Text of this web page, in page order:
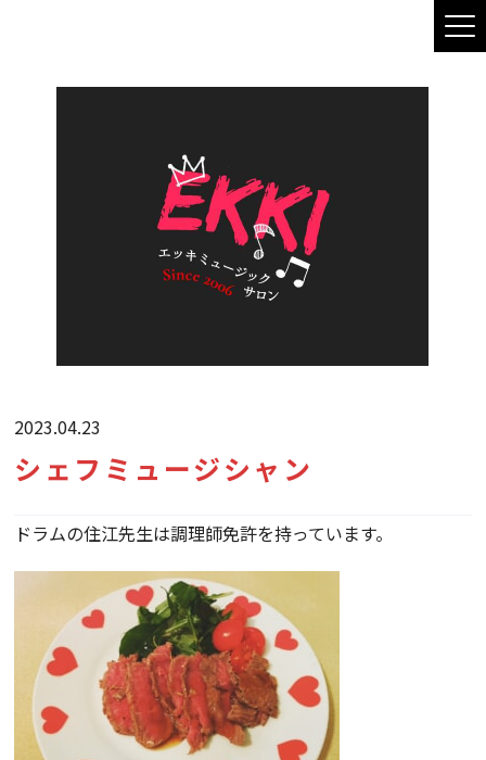
2023.04.23
シェフミュージシャン
ドラムの住江先生は調理師免許を持っています。